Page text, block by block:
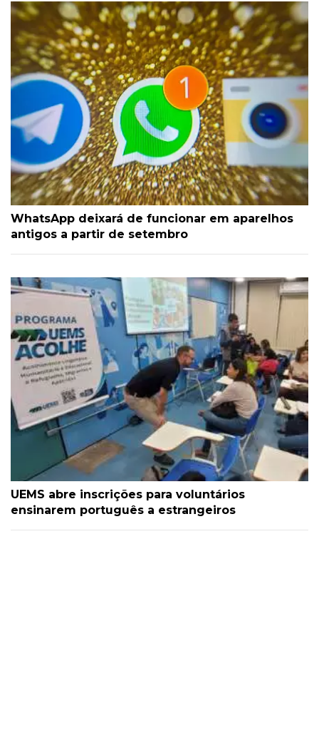
WhatsApp deixará de funcionar em aparelhos
antigos a partir de setembro
UEMS abre inscrições para voluntários
ensinarem português a estrangeiros